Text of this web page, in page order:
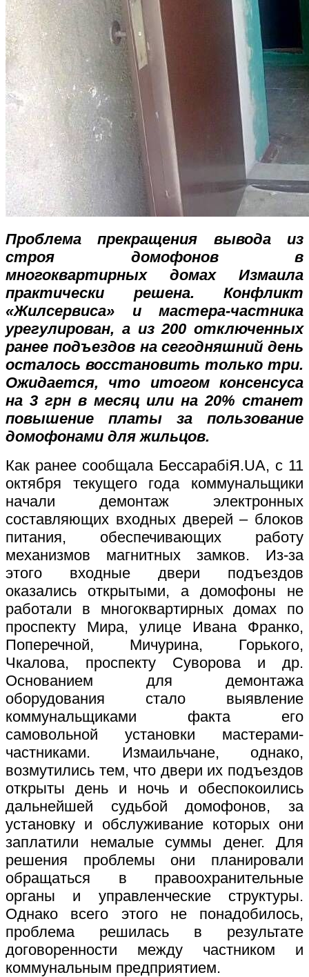
Проблема прекращения вывода из
строя домофонов в
многоквартирных домах Измаила
практически решена. Конфликт
«Жилсервиса» и мастера-частника
урегулирован, а из 200 отключенных
ранее подъездов на сегодняшний день
осталось восстановить только три.
Ожидается, что итогом консенсуса
на 3 грн в месяц или на 20% станет
повышение платы за пользование
домофонами для жильцов.
Как ранее сообщала БессарабiЯ.UA, с 11
октября текущего года коммунальщики
начали демонтаж электронных
составляющих входных дверей – блоков
питания, обеспечивающих работу
механизмов магнитных замков. Из-за
этого входные двери подъездов
оказались открытыми, а домофоны не
работали в многоквартирных домах по
проспекту Мира, улице Ивана Франко,
Поперечной, Мичурина, Горького,
Чкалова, проспекту Суворова и др.
Основанием для демонтажа
оборудования стало выявление
коммунальщиками факта его
самовольной установки мастерами-
частниками. Измаильчане, однако,
возмутились тем, что двери их подъездов
открыты день и ночь и обеспокоились
дальнейшей судьбой домофонов, за
установку и обслуживание которых они
заплатили немалые суммы денег. Для
решения проблемы они планировали
обращаться в правоохранительные
органы и управленческие структуры.
Однако всего этого не понадобилось,
проблема решилась в результате
договоренности между частником и
коммунальным предприятием.